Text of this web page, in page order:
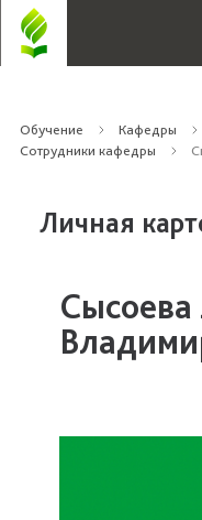
Обучение Кафедры
Сотрудники кафедры
Личная